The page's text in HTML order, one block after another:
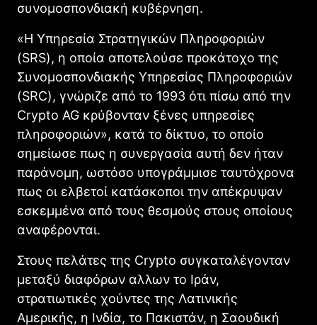
συνομοσπονδιακή κυβέρνηση.
«Η Υπηρεσία Στρατηγικών Πληροφοριών
(SRS), η οποία αποτελούσε προκάτοχο της
Συνομοσπονδιακής Υπηρεσίας Πληροφοριών
(SRC), γνώριζε από το 1993 ότι πίσω από την
Crypto AG κρύβονταν ξένες υπηρεσίες
πληροφοριών», κατά το δίκτυο, το οποίο
σημείωσε πως η συνεργασία αυτή δεν ήταν
παράνομη, ωστόσο υπογράμμισε ταυτόχρονα
πως οι ελβετοί κατάσκοποι την απέκρυψαν
εσκεμμένα από τους θεσμούς στους οποίους
αναφέρονται.
Στους πελάτες της Crypto συγκαταλέγονταν
μεταξύ διαφόρων αλλων το Ιράν,
στρατιωτικές χούντες της Λατινικής
Αμερικής, η Ινδία, το Πακιστάν, η Σαουδική